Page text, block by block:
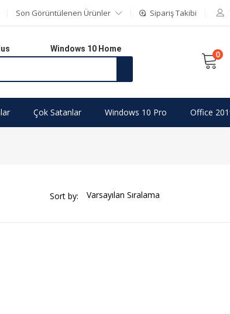
Son Görüntülenen Ürünler Sipariş Takibi
Windows 10 Home 0
Çok Satanlar Windows 10 Pro Office
Sort by: